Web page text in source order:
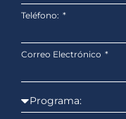
Teléfono:
Correo Electrónico